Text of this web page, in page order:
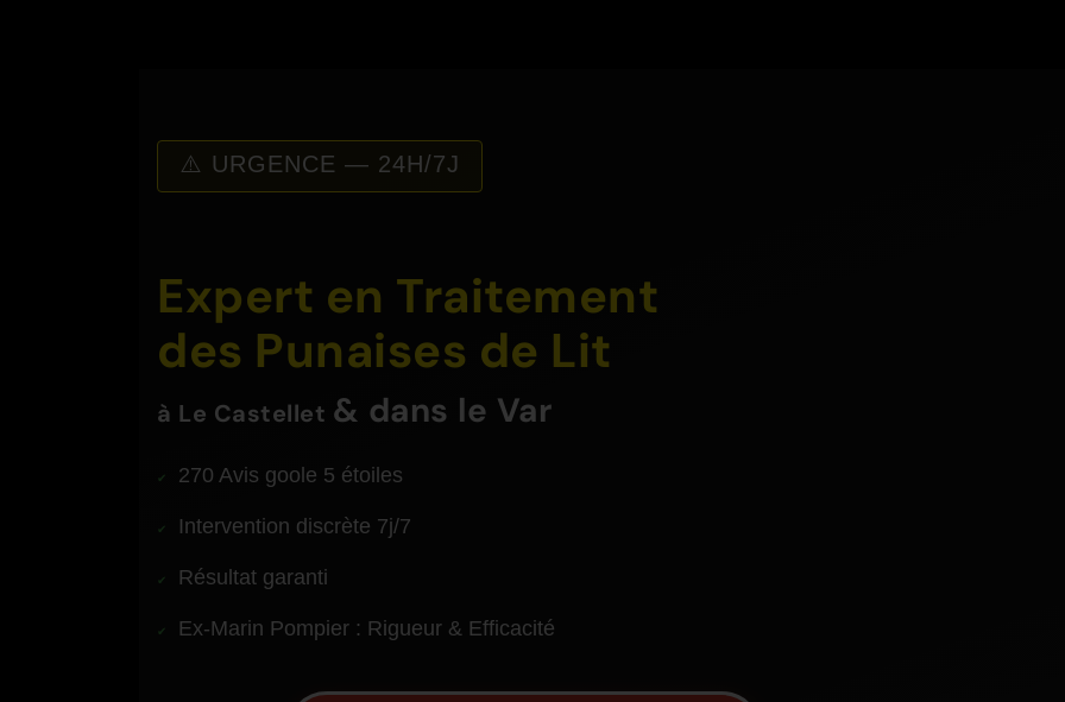
⚠️ URGENCE — 24H/7J
Expert en Traitement
des Punaises de Lit
à Le Castellet & dans le Var
270 Avis goole 5 étoiles
Intervention discrète 7j/7
Résultat garanti
Ex-Marin Pompier : Rigueur & Efficacité